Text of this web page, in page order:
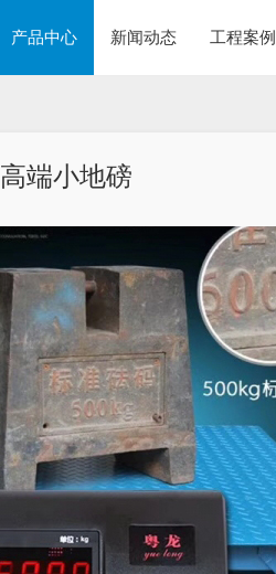
产品中心 新闻动态 工程案例
高端小地磅